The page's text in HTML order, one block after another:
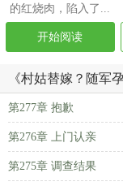
的红烧肉，陷入了...
开始阅读
《村姑替嫁？随军
第277章 抱歉
第276章 上门认亲
第275章 调查结果